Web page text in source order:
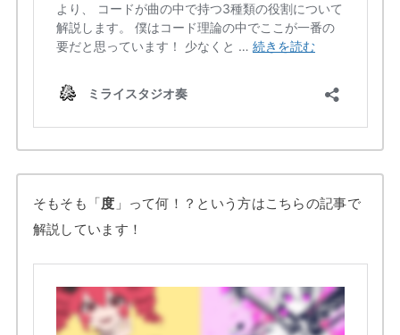
そもそも「度 」って何！？という方はこちらの記事で
解説しています！